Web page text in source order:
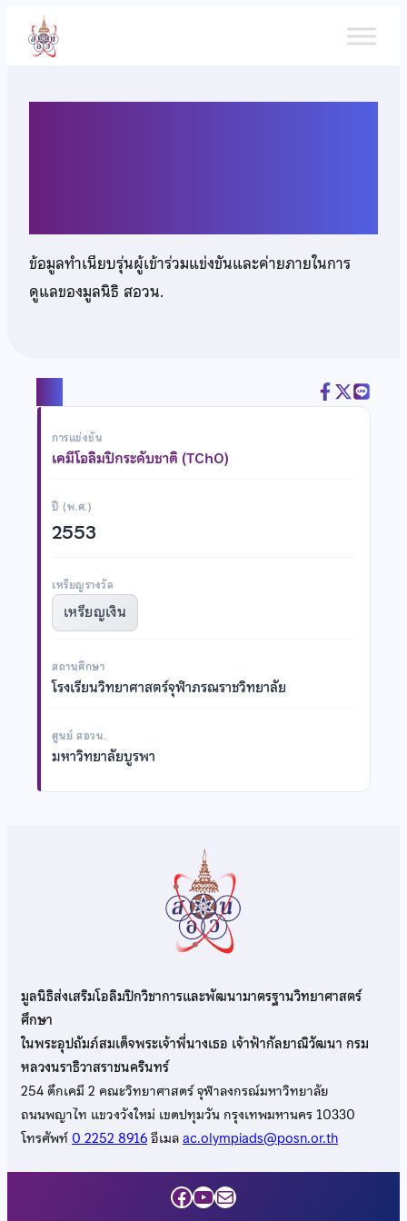
เนื้อหา
ข้อมูลทำเนียบรุ่นผู้เข้าร่วมแข่งขันและค่ายภายในการ
ดูแลของมูลนิธิ สอวน.
การแข่งขัน
เคมีโอลิมปิกระดับชาติ (TChO)
ปี (พ.ศ.)
2553
เหรียญรางวัล
เหรียญเงิน
สถานศึกษา
โรงเรียนวิทยาศาสตร์จุฬาภรณราชวิทยาลัย
ศูนย์ สอวน.
มหาวิทยาลัยบูรพา
มูลนิธิส่งเสริมโอลิมปิกวิชาการและพัฒนามาตรฐานวิทยาศาสตร์
ศึกษา
ในพระอุปถัมภ์สมเด็จพระเจ้าพี่นางเธอ เจ้าฟ้ากัลยาณิวัฒนา กรม
หลวงนราธิวาสราชนครินทร์
254 ตึกเคมี 2 คณะวิทยาศาสตร์ จุฬาลงกรณ์มหาวิทยาลัย
ถนนพญาไท แขวงวังใหม่ เขตปทุมวัน กรุงเทพมหานคร 10330
โทรศัพท์0 2252 8916อีเมลac.olympiads@posn.or.th
Facebook
YouTube
Mail